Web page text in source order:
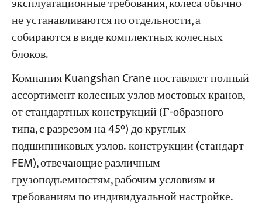
не устанавливаются по отдельности, а
собираются в виде комплектных колесных
блоков.
Компания Kuangshan Crane поставляет полный
ассортимент колесных узлов мостовых кранов,
от стандартных конструкций (Г-образного
типа, с разрезом на 45°) до круглых
подшипниковых узлов.конструкции (стандарт
FEM), отвечающие различным
грузоподъемностям, рабочим условиям и
требованиям по индивидуальной настройке.